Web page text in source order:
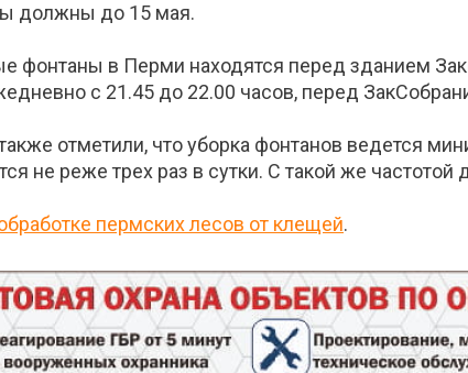
должны до 15 мая.
фонтаны в Перми находятся перед зданием
с 21.45 до 22.00 часов, перед
отметили, что уборка фонтанов ведется
не реже трех раз в сутки. С такой же
пермских лесов от клещей.